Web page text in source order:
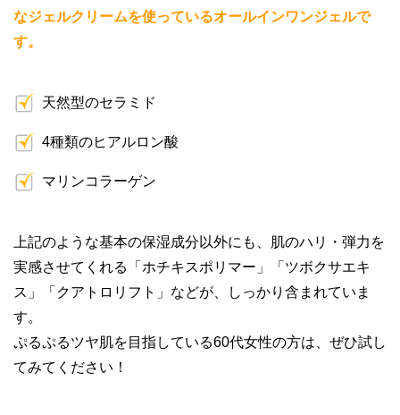
なジェルクリームを使っているオールインワンジェルで
す。
天然型のセラミド
4種類のヒアルロン酸
マリンコラーゲン
上記のような基本の保湿成分以外にも、肌のハリ・弾力を
実感させてくれる「ホチキスポリマー」「ツボクサエキ
ス」「クアトロリフト」などが、しっかり含まれていま
す。
ぷるぷるツヤ肌を目指している60代女性の方は、ぜひ試し
てみてください！